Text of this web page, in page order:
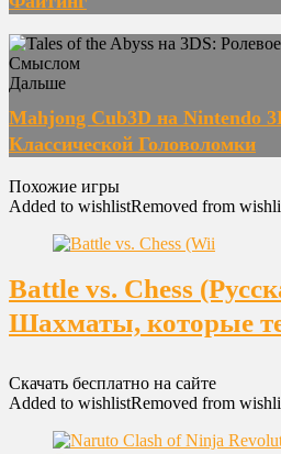
Дальше
Mahjong Cub3D на Nintendo
Классической Головоломки
Похожие игры
Added to wishlistRemoved from
Battle vs. Chess
Шахматы, которые
Скачать бесплатно на сайте
Added to wishlistRemoved from